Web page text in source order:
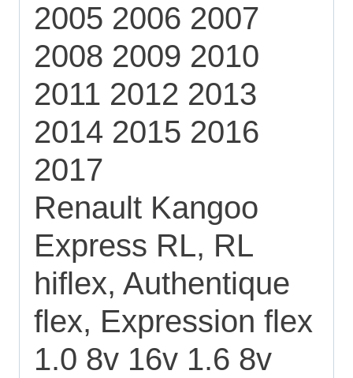
2005 2006 2007
2008 2009 2010
2011 2012 2013
2014 2015 2016
2017
Renault Kangoo
Express RL, RL
hiflex, Authentique
flex, Expression flex
1.0 8v 16v 1.6 8v